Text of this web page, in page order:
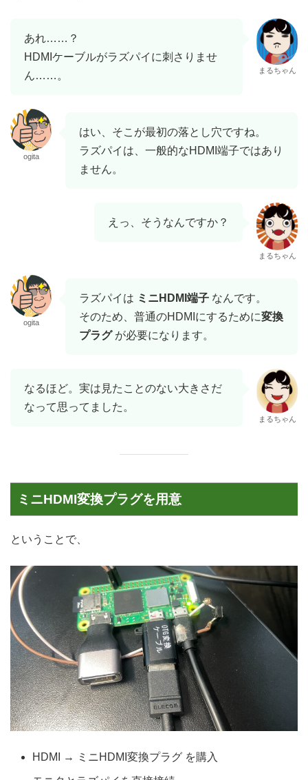
あれ……？
HDMIケーブルがラズパイに刺さりませ
ん……。
まるちゃん
ogita
はい、そこが最初の落とし穴ですね。
ラズパイは、一般的なHDMI端子ではあり
ません。
えっ、そうなんですか？
まるちゃん
ogita
ラズパイは ミニHDMI端子 なんです。
そのため、普通のHDMIにするために変換
プラグが必要になります。
なるほど。実は見たことのない大きさだ
なって思ってました。
まるちゃん
ミニHDMI変換プラグを用意
ということで、
HDMI → ミニHDMI変換プラグ を購入